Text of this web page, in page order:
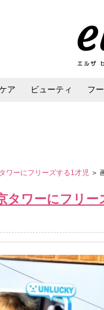
ア ビューティ フ
ワーにフリーズする1才児 ＞
タワーにフリー